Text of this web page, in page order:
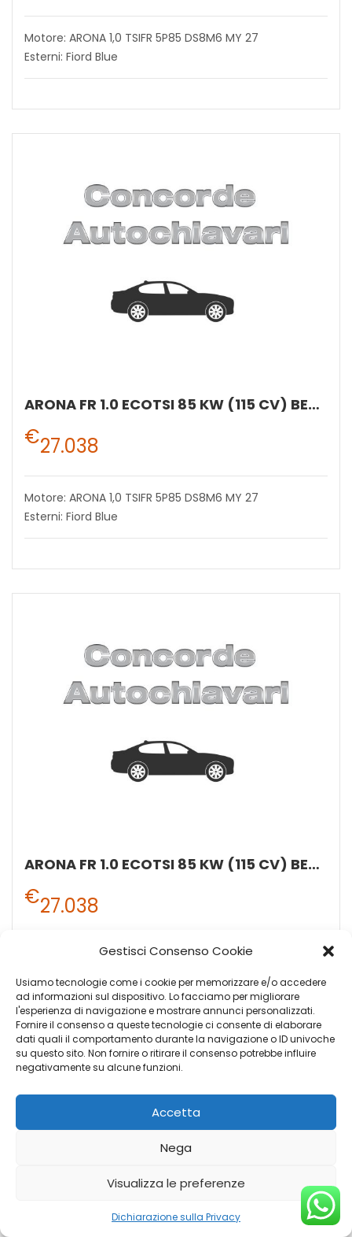
Gestisci Consenso Cookie
Usiamo tecnologie come i cookie per memorizzare e/o accedere
ad informazioni sul dispositivo. Lo facciamo per migliorare
l'esperienza di navigazione e mostrare annunci personalizzati.
Fornire il consenso a queste tecnologie ci consente di elaborare
dati quali il comportamento durante la navigazione o ID univoche
su questo sito. Non fornire o ritirare il consenso potrebbe influire
negativamente su alcune funzioni.
Accetta
Nega
Visualizza le preferenze
Dichiarazione sulla Privacy
Motore: ARONA 1,0 TSIFR 5P85 DS8M6 MY 27
Esterni: Fiord Blue
ARONA FR 1.0 ECOTSI 85 KW (115 CV) BENZINA MANUALE 6 MARCE 2WD
€27.038
Motore: ARONA 1,0 TSIFR 5P85 DS8M6 MY 27
Esterni: Fiord Blue
ARONA FR 1.0 ECOTSI 85 KW (115 CV) BENZINA MANUALE 6 MARCE 2WD
€27.038
Motore: ARONA 1,0 TSIFR 5P85 DS8M6 MY 27
Esterni: Fiord Blue